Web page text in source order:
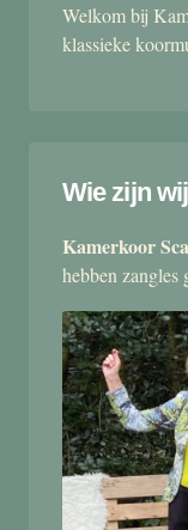
Welkom bij
klassieke
Wie zijn
Kamerkoor
hebben